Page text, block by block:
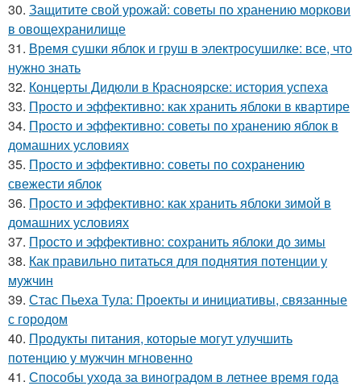
30. Защитите свой урожай: советы по хранению моркови
в овощехранилище
31. Время сушки яблок и груш в электросушилке: все, что
нужно знать
32. Концерты Дидюли в Красноярске: история успеха
33. Просто и эффективно: как хранить яблоки в квартире
34. Просто и эффективно: советы по хранению яблок в
домашних условиях
35. Просто и эффективно: советы по сохранению
свежести яблок
36. Просто и эффективно: как хранить яблоки зимой в
домашних условиях
37. Просто и эффективно: сохранить яблоки до зимы
38. Как правильно питаться для поднятия потенции у
мужчин
39. Стас Пьеха Тула: Проекты и инициативы, связанные
с городом
40. Продукты питания, которые могут улучшить
потенцию у мужчин мгновенно
41. Способы ухода за виноградом в летнее время года